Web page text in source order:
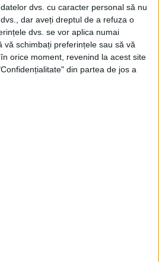
dvs. cu caracter personal să nu
dar aveți dreptul de a refuza o
dvs. se vor aplica numai
vă schimbați preferințele sau să vă
orice moment, revenind la acest site
din partea de jos a
și primească
2 MINUTE DE CITIRE
cu ajutorul fondurilor europene,